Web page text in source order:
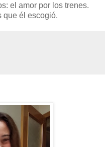
el amor por los trenes.
que él escogió.